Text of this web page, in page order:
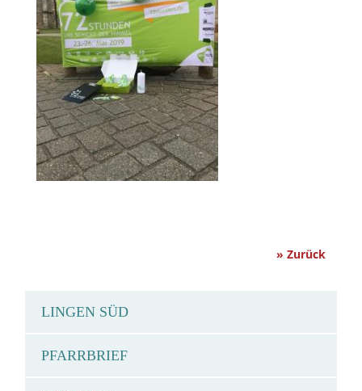
» Zurück
LINGEN SÜD
PFARRBRIEF